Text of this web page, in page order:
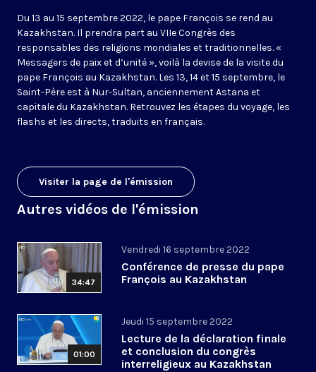
Du 13 au 15 septembre 2022, le pape François se rend au
Kazakhstan. Il prendra part au VIIe Congrès des
responsables des religions mondiales et traditionnelles. «
Messagers de paix et d’unité », voilà la devise de la visite du
pape François au Kazakhstan. Les 13, 14 et 15 septembre, le
Saint-Père est à Nur-Sultan, anciennement Astana et
capitale du Kazakhstan. Retrouvez les étapes du voyage, les
flashs et les directs, traduits en français.
Visiter la page de l'émission
Autres vidéos de l'émission
34:47
Vendredi 16 septembre 2022
Conférence de presse du pape
François au Kazakhstan
01:00
Jeudi 15 septembre 2022
Lecture de la déclaration finale
et conclusion du congrès
interreligieux au Kazakhstan